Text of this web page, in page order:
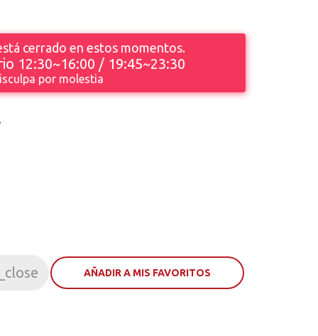
cerrado en estos momentos.
12:30~16:00 / 19:45~23:30
por molestia
AÑADIR A MIS FAVORITOS